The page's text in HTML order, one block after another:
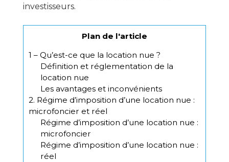
investisseurs.
Plan de l'article
1 – Qu’est-ce que la location nue ?
Définition et réglementation de la
location nue
Les avantages et inconvénients
2. Régime d’imposition d’une location nue :
microfoncier et réel
Régime d’imposition d’une location nue :
microfoncier
Régime d’imposition d’une location nue :
réel